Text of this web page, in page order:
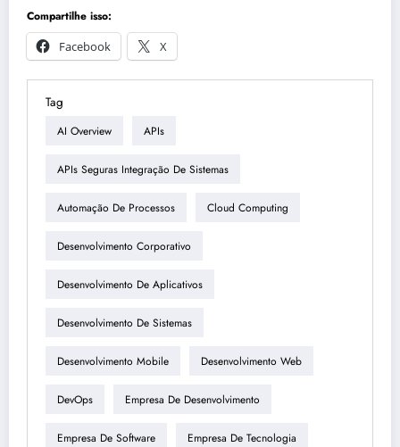
Compartilhe isso:
Facebook
X
Tag
AI Overview APIs
APIs Seguras Integração De Sistemas
Automação De Processos Cloud Computing
Desenvolvimento Corporativo
Desenvolvimento De Aplicativos
Desenvolvimento De Sistemas
Desenvolvimento Mobile Desenvolvimento Web
DevOps Empresa De Desenvolvimento
Empresa De Software Empresa De Tecnologia